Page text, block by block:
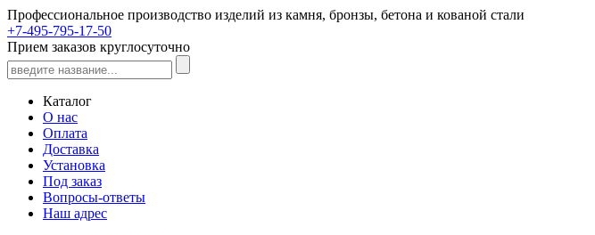
Профессиональное производство изделий из камня, бронзы, бетона и кованой стали
+7-495-795-17-50
Прием заказов круглосуточно
Каталог
О нас
Оплата
Доставка
Установка
Под заказ
Вопросы-ответы
Наш адрес